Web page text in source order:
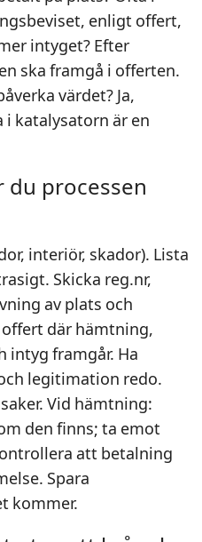
enligt offert,
intyget? Efter
ska framgå i offerten.
värdet? Ja,
katalysatorn är en
du processen
interiör, skador). Lista
Skicka reg.nr,
av plats och
där hämtning,
intyg framgår. Ha
legitimation redo.
Vid hämtning:
den finns; ta emot
att betalning
Spara
kommer.